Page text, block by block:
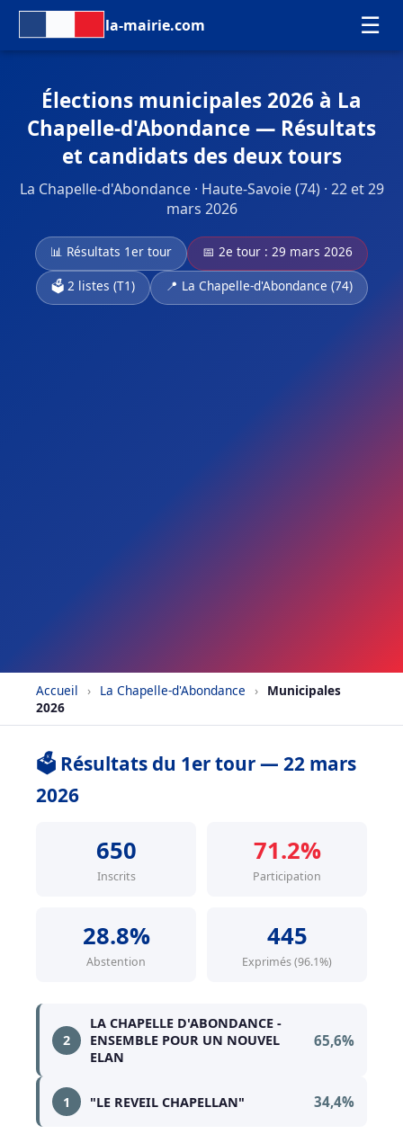
la-mairie.com ☰
Élections municipales 2026 à La
Chapelle-d'Abondance — Résultats
et candidats des deux tours
La Chapelle-d'Abondance · Haute-Savoie (74) · 22 et 29
mars 2026
📊 Résultats 1er tour
📅 2e tour : 29 mars 2026
🗳️ 2 listes (T1)
📍 La Chapelle-d'Abondance (74)
Accueil › La Chapelle-d'Abondance › Municipales
2026
🗳️ Résultats du 1er tour — 22 mars
2026
650
Inscrits
71.2%
Participation
28.8%
Abstention
445
Exprimés (96.1%)
2
LA CHAPELLE D'ABONDANCE -
ENSEMBLE POUR UN NOUVEL
ELAN
65,6%
1 "LE REVEIL CHAPELLAN" 34,4%